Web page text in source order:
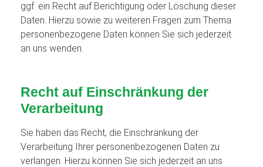
ggf. ein Recht auf Berichtigung oder Löschung dieser
Daten. Hierzu sowie zu weiteren Fragen zum Thema
personenbezogene Daten können Sie sich jederzeit
an uns wenden.
Recht auf Einschränkung der
Verarbeitung
Sie haben das Recht, die Einschränkung der
Verarbeitung Ihrer personenbezogenen Daten zu
verlangen. Hierzu können Sie sich jederzeit an uns